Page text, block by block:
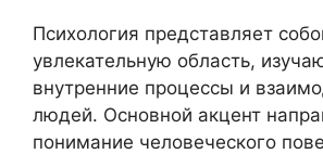
Психология представляет
увлекательную область,
внутренние процессы и
людей. Основной акцент
понимание человеческого